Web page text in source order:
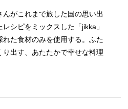
がこれまで旅した国の思い出
シピをミックスした「jikka」
た食材のみを使用する。ふた
り出す、あたたかで幸せな料理